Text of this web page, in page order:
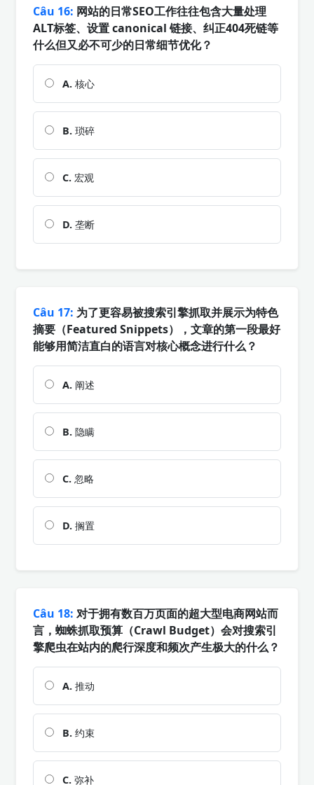
Câu 16: 网站的日常SEO工作往往包含大量处理
ALT标签、设置 canonical 链接、纠正404死链等
什么但又必不可少的日常细节优化？
A. 核心
B. 琐碎
C. 宏观
D. 垄断
Câu 17: 为了更容易被搜索引擎抓取并展示为特色
摘要（Featured Snippets），文章的第一段最好
能够用简洁直白的语言对核心概念进行什么？
A. 阐述
B. 隐瞒
C. 忽略
D. 搁置
Câu 18: 对于拥有数百万页面的超大型电商网站而
言，蜘蛛抓取预算（Crawl Budget）会对搜索引
擎爬虫在站内的爬行深度和频次产生极大的什么？
A. 推动
B. 约束
C. 弥补